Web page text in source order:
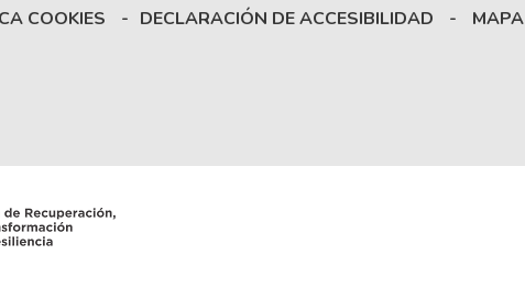
COOKIES - DECLARACIÓN DE ACCESIBILIDAD -
MAPA